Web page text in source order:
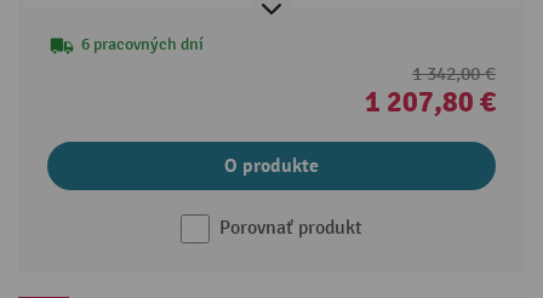
6 pracovných dní
1 342,00 €
1 207,80 €
O produkte
Porovnať produkt